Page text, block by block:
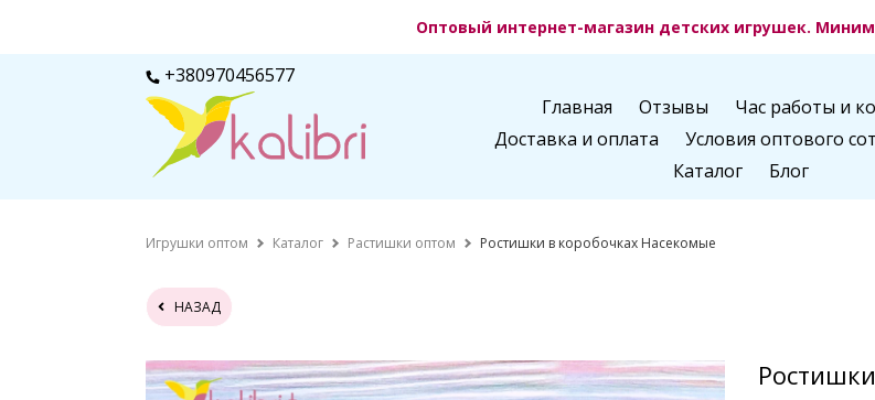
Оптовый интернет-магазин детских игрушек.
+380970456577
Главная
Отзывы
Час работы и
Доставка и оплата
Условия оптового
Каталог
Блог
Игрушки оптом Каталог Растишки оптом Ростишки в коробочках Насекомые
НАЗАД